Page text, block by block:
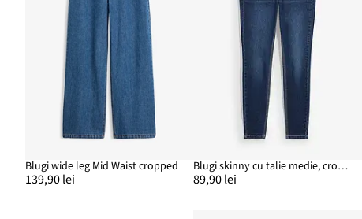
Blugi wide leg Mid Waist cropped
139,90 lei
Blugi skinny cu talie medie, cropped
89,90 lei